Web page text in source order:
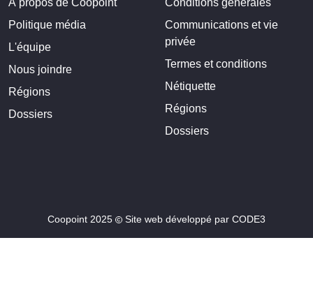
Politique média
L'équipe
Nous joindre
Régions
Dossiers
Communications et vie
privée
Termes et conditions
Nétiquette
Régions
Dossiers
Coopoint 2025 Site web développé par CODE3